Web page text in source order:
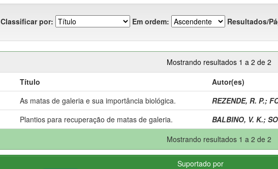
Classificar por: Em ordem: Resultados/
Mostrando resultados 1 a 2 de 2
Título
Autor(es)
As matas de galeria e sua importância biológica. REZENDE, R. P.;
Plantios para recuperação de matas de galeria. BALBINO, V. K.;
Mostrando resultados 1 a 2 de 2
Suportado por